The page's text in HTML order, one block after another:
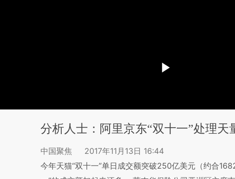
分析人士：阿里京东“双十一”处理天
中国聚焦
2017年11月13日 16:44
今年天猫“双十一”单日成交额突破250亿美元（约合